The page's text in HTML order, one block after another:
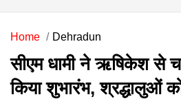
Home Dehradun
सीएम धामी ने ऋषिकेश से
किया शुभारंभ, श्रद्धालुओं